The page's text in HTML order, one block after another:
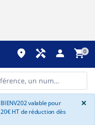
place handyman person shopping_cart0
valable pour
HT de réduction dès
×